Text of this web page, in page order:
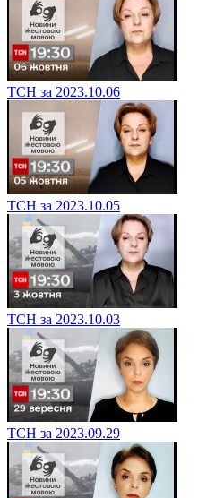
ТСН за 2023.10.06
ТСН за 2023.10.05
ТСН за 2023.10.03
ТСН за 2023.09.29